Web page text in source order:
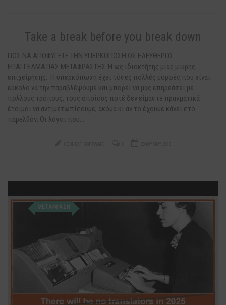
Take a break before you break down
ΠΩΣ ΝΑ ΑΠΟΦΥΓΕΤΕ ΤΗΝ ΥΠΕΡΚΟΠΩΣΗ ΩΣ ΕΛΕΥΘΕΡΟΣ
ΕΠΑΓΓΕΛΜΑΤΙΑΣ ΜΕΤΑΦΡΑΣΤΗΣ Ή ως ιδιοκτήτης μιας μικρής
επιχείρησης. Η υπερκόπωση έχει τόσες πολλές μορφές που είναι
εύκολο να την παραβλέψουμε και μπορεί να μας επηρεάσει με
πολλούς τρόπους, τους οποίους ποτέ δεν είμαστε πραγματικά
έτοιμοι να αντιμετωπίσουμε, ακόμα κι αν το έχουμε κάνει στο
παρελθόν. Οι λόγοι που…
ΜΕΤΑΦΡΑΣΗ